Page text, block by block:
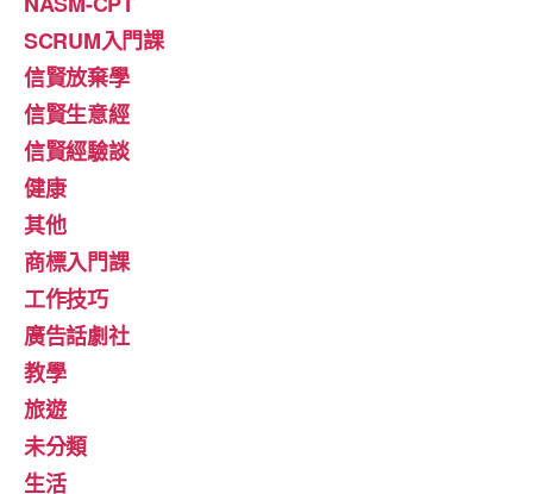
SCRUM入門課
信賢放棄學
信賢生意經
信賢經驗談
健康
其他
商標入門課
工作技巧
廣告話劇社
教學
旅遊
未分類
生活